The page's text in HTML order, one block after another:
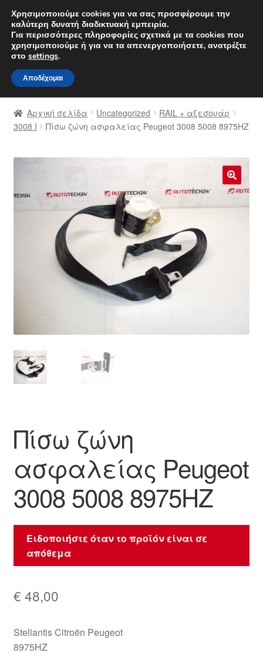
ΑΠΟΣΤΟΛΗ από 7 EUR
Δευτέρα-Παρ. 9 π.μ. - 4 μ.μ.
Απευθείας
μετάβαση
στην
πλοήγηση
Μετάβαση
σε
περιεχόμενο
Αρχική
Διαδικασία Παραπόνων
Μεταφορά
Ο λογαριασμός μου
Ολοκλήρωση αγοράς
Οροι και Προϋποθέσεις
Παράπονα
Πολιτική Απορρήτου
Σχετικά με εμάς
Αρχική σελίδα Uncategorized
RAIL + αξεσουάρ
3008 Ι
Πίσω ζώνη ασφαλείας Peugeot 3008 5008 8975HZ
🔍
Πίσω ζώνη
ασφαλείας Peugeot
3008 5008 8975HZ
Ειδοποιήστε όταν το προϊόν είναι σε
απόθεμα
€ 48,00
Stellantis Citroën Peugeot
8975HZ
Χρησιμοποιούμε cookies για να σας προσφέρουμε την
καλύτερη δυνατή διαδικτυακή εμπειρία.
Για περισσότερες πληροφορίες σχετικά με τα cookies που
χρησιμοποιούμε ή για να τα απενεργοποιήσετε, ανατρέξτε
στο settings.
Αποδέχομαι